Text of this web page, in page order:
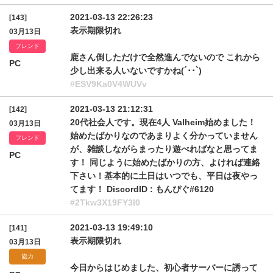
[143]
03月13日
フレンド
PC
2021-03-13 22:26:23
表示期限切れ
鹿さん倒しただけで全然進んでないので これから
少し出来る人いないですかね(´･･`)
#ESV9Ka0V4WUVv
[142]
03月13日
フレンド
PC
2021-03-13 21:12:31
20代社会人です。現在4人 Valheim始めました！
始めたばかりなのであまりよく分かっていません
が、雑談しながらまったり遊べればなと思ってま
す！ 同じように始めたばかりの方、よければ連絡
下さい！基本的に土日はいつでも、平日は夜やっ
てます！ DiscordID : もんぴぐ#6120
#2Tkw3X19FY3I0
[141]
03月13日
協力
2021-03-13 19:49:10
表示期限切れ
今日からはじめました、初心者サーバーに誘って